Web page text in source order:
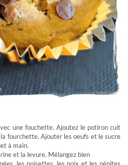
une fouchette. Ajoutez le potiron cuit
fourchette. Ajouter les oeufs et le sucre
à main.
et la levure. Mélangez bien
les noisettes, les noix et les pépites